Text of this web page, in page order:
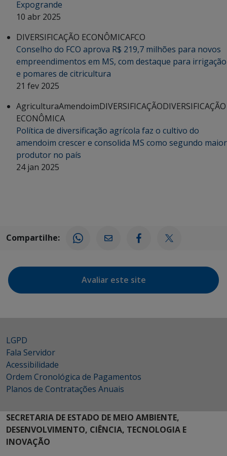
Expogrande
10 abr 2025
DIVERSIFICAÇÃO ECONÔMICAFCO
Conselho do FCO aprova R$ 219,7 milhões para novos
empreendimentos em MS, com destaque para irrigação
e pomares de citricultura
21 fev 2025
AgriculturaAmendoimDIVERSIFICAÇÃODIVERSIFICAÇÃO
ECONÔMICA
Política de diversificação agrícola faz o cultivo do
amendoim crescer e consolida MS como segundo maior
produtor no país
24 jan 2025
Compartilhe:
Avaliar este site
LGPD
Fala Servidor
Acessibilidade
Ordem Cronológica de Pagamentos
Planos de Contratações Anuais
SECRETARIA DE ESTADO DE MEIO AMBIENTE,
DESENVOLVIMENTO, CIÊNCIA, TECNOLOGIA E
INOVAÇÃO